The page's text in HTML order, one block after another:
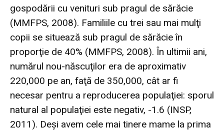
gospodării cu venituri sub pragul de sărăcie
(MMFPS, 2008). Familiile cu trei sau mai mulţi
copii se situează sub pragul de sărăcie în
proporţie de 40% (MMFPS, 2008). În ultimii ani,
numărul nou-născuţilor era de aproximativ
220,000 pe an, faţă de 350,000, cât ar fi
necesar pentru a reproducerea populaţiei: sporul
natural al populaţiei este negativ, -1.6 (INSP,
2011). Deşi avem cele mai tinere mame la prima